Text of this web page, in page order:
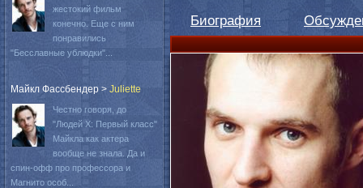
Биография
жестокий фильм
конечно. Еще с ним
понравились
"Бесславные ублюдки"...
Майкл Фассбендер > Juliette
Честно говоря, до
"Людей Х: Первый класс"
Майкла как актера
вообще не знала. Да и
спин-офф про профессора и
Магнито особ...